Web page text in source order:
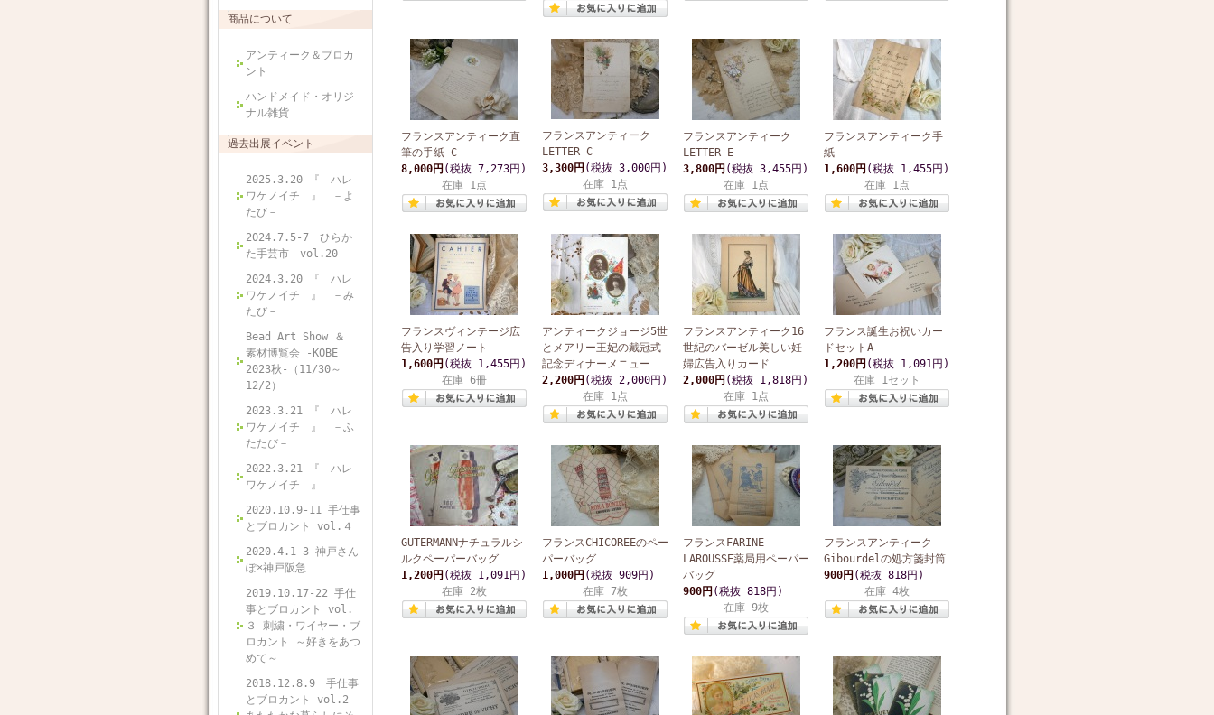
商品について
アンティーク＆ブロカ
ント
ハンドメイド・オリジ
ナル雑貨
過去出展イベント
2025.3.20 『 ハレ
ワケノイチ 』 －よ
たび－
2024.7.5-7 ひらか
た手芸市 vol.20
2024.3.20 『 ハレ
ワケノイチ 』 －み
たび－
Bead Art Show ＆
素材博覧会 -KOBE
2023秋-（11/30～
12/2）
2023.3.21 『 ハレ
ワケノイチ 』 －ふ
たたび－
2022.3.21 『 ハレ
ワケノイチ 』
2020.10.9-11 手仕事
とブロカント vol.４
2020.4.1-3 神戸さん
ぽ×神戸阪急
2019.10.17-22 手仕
事とブロカント vol.
３ 刺繍・ワイヤー・ブ
ロカント ～好きをあつ
めて～
2018.12.8.9 手仕事
とブロカント vol.2
フランスアンティーク直
筆の手紙 C
8,000円 (税抜 7,273円)
在庫 1点
フランスアンティーク
LETTER C
3,300円 (税抜 3,000円)
在庫 1点
フランスアンティーク
LETTER E
3,800円 (税抜 3,455円)
在庫 1点
フランスアンティーク手
紙
1,600円 (税抜 1,455円)
在庫 1点
フランスヴィンテージ広
告入り学習ノート
1,600円 (税抜 1,455円)
在庫 6冊
アンティークジョージ5世
とメアリー王妃の戴冠式
記念ディナーメニュー
2,200円 (税抜 2,000円)
在庫 1点
フランスアンティーク16
世紀のバーゼル美しい妊
婦広告入りカード
2,000円 (税抜 1,818円)
在庫 1点
フランス誕生お祝いカー
ドセットA
1,200円 (税抜 1,091円)
在庫 1セット
GUTERMANNナチュラルシ
ルクペーパーバッグ
1,200円 (税抜 1,091円)
在庫 2枚
フランスCHICOREEのペー
パーバッグ
1,000円 (税抜 909円)
在庫 7枚
フランスFARINE
LAROUSSE薬局用ペーパー
バッグ
900円 (税抜 818円)
在庫 9枚
フランスアンティーク
Gibourdelの処方箋封筒
900円 (税抜 818円)
在庫 4枚